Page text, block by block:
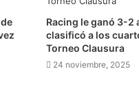
Racing le ganó 3-2
clasificó a los
Torneo Clausura
24 noviembre, 2025